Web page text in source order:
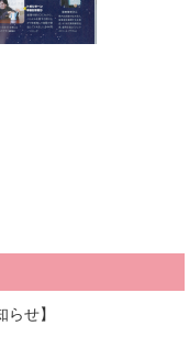
らせ】